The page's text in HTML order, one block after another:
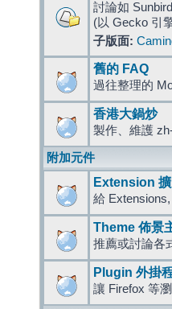
討論如
(以 Gecko 引
子版面:
舊的 FAQ
過往整理的
香港大鍋炒
製作、維護
附加元件
Extension
給
Theme 佈景
推薦或討論各
Plugin 外掛
讓 Firefox 等